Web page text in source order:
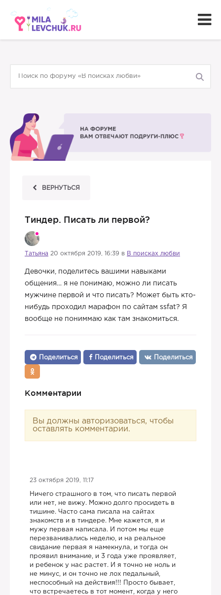
ВЕРНУТЬСЯ
Тиндер. Писать ли первой?
Татьяна 20 октября 2019, 16:39 в В поисках любви
Девочки, поделитесь вашими навыками
общения… я не понимаю, можно ли писать
мужчине первой и что писать? Может быть кто-
нибудь проходил марафон по сайтам ssfat? Я
вообще не пониммаю как там знакомиться.
Поделиться Поделиться Поделиться
Комментарии
Вы должны авторизоваться, чтобы
оставлять комментарии.
23 октября 2019, 11:17
Ничего страшного в том, что писать первой
или нет, не вижу. Можно долго просидеть в
тишине. Часто сама писала на сайтах
знакомств и в тиндере. Мне кажется, я и
мужу первая написала. И потом мы еще
перезванивались неделю, и на реальное
свидание первая я намекнула, и тогда он
проявил внимание, и 3 года уже проявляет,
и ребенок у нас растет. И я точно не ноль и
не минус, и он точно не лох педальный,
неспособный на действия!!! Просто бывает,
что встречаетесь в тот момент, когда у него